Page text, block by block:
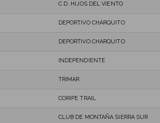
C.D. HIJOS DEL VIENTO
DEPORTIVO CHARQUITO
DEPORTIVO CHARQUITO
INDEPENDIENTE
TRIMAR
CORIPE TRAIL
CLUB DE MONTAÑA SIERRA SUR